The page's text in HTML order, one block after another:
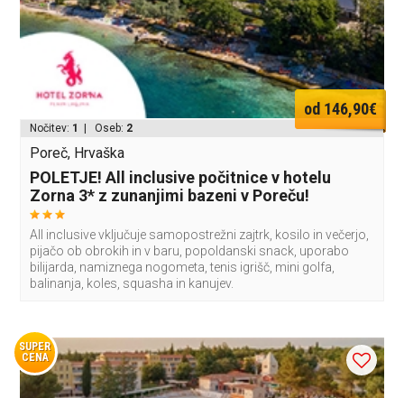
od 146,90€
Nočitev: 1 | Oseb: 2
Poreč, Hrvaška
POLETJE! All inclusive počitnice v hotelu
Zorna 3* z zunanjimi bazeni v Poreču!
All inclusive vključuje samopostrežni zajtrk, kosilo in večerjo,
pijačo ob obrokih in v baru, popoldanski snack, uporabo
bilijarda, namiznega nogometa, tenis igrišč, mini golfa,
balinanja, koles, squasha in kanujev.
SUPER
CENA